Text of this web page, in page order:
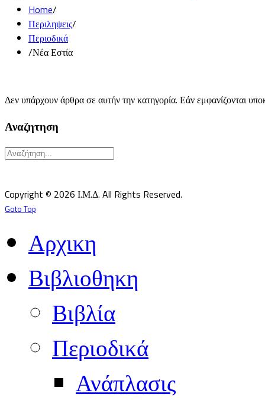
Home/
Περιληψεις/
Περιοδικά
/Νέα Εστία
Δεν υπάρχουν άρθρα σε αυτήν την κατηγορία. Εάν εμφανίζονται
Αναζητηση
Copyright © 2026 Ι.Μ.Δ. All Rights Reserved.
Goto Top
Αρχικη
Βιβλιοθηκη
Βιβλία
Περιοδικά
Ανάπλασις